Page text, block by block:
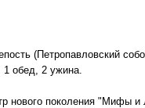
(Петропавловский
обед, 2 ужина.
нового поколения "Мифы и